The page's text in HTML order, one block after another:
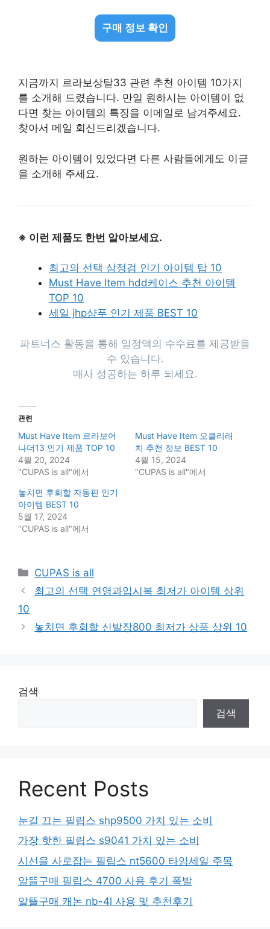
구매 정보 확인
지금까지 르라보상탈33 관련 추천 아이템 10가지
를 소개해 드렸습니다. 만일 원하시는 아이템이 없
다면 찾는 아이템의 특징을 이메일로 남겨주세요.
찾아서 메일 회신드리겠습니다.
원하는 아이템이 있었다면 다른 사람들에게도 이글
을 소개해 주세요.
※ 이런 제품도 한번 알아보세요.
최고의 선택 삼정검 인기 아이템 탑 10
Must Have Item hdd케이스 추천 아이템
TOP 10
세일 jhp샴푸 인기 제품 BEST 10
파트너스 활동을 통해 일정액의 수수료를 제공받을
수 있습니다.
매사 성공하는 하루 되세요.
관련
Must Have Item 르라보어
나더13 인기 제품 TOP 10
4월 20, 2024
"CUPAS is all"에서
Must Have Item 오클리래
치 추천 정보 BEST 10
4월 15, 2024
"CUPAS is all"에서
놓치면 후회할 자동핀 인기
아이템 BEST 10
5월 17, 2024
"CUPAS is all"에서
Categories
CUPAS is all
최고의 선택 연영과입시복 최저가 아이템 상위
10
놓치면 후회할 신발장800 최저가 상품 상위 10
검색
검색
Recent Posts
눈길 끄는 필립스 shp9500 가치 있는 소비
가장 핫한 필립스 s9041 가치 있는 소비
시선을 사로잡는 필립스 nt5600 타임세일 주목
알뜰구매 필립스 4700 사용 후기 폭발
알뜰구매 캐논 nb-4l 사용 및 추천후기